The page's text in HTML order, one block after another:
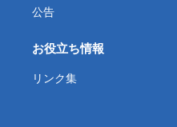
公告
お役立ち情報
リンク集